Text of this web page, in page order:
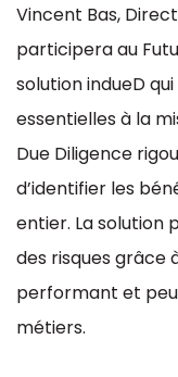
Vincent Bas,
participera au
solution indueD
essentielles à la
Due Diligence
d’identifier les
entier. La solution
des risques grâce
performant et
métiers.